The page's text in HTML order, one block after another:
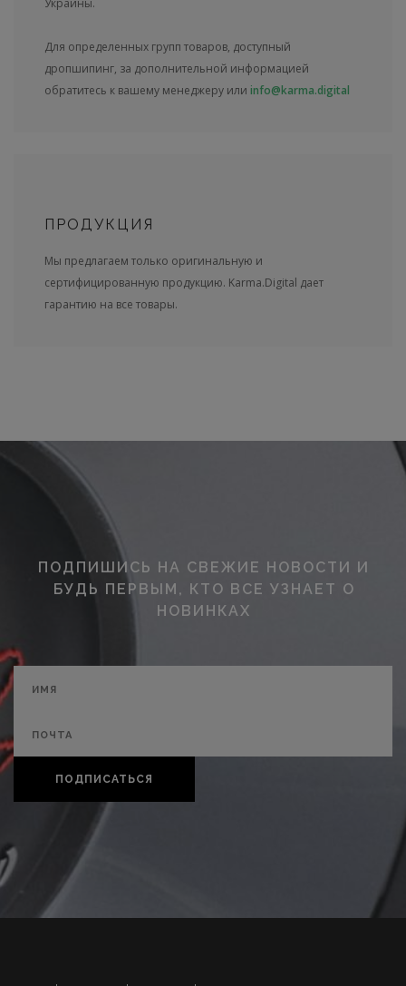
Украины.
Для определенных групп товаров, доступный
дропшипинг, за дополнительной информацией
обратитесь к вашему менеджеру или info@karma.digital
ПРОДУКЦИЯ
Мы предлагаем только оригинальную и
сертифицированную продукцию. Karma.Digital дает
гарантию на все товары.
ПОДПИШИСЬ НА СВЕЖИЕ НОВОСТИ И
БУДЬ ПЕРВЫМ, КТО ВСЕ УЗНАЕТ О
НОВИНКАХ
ПОДПИСАТЬСЯ